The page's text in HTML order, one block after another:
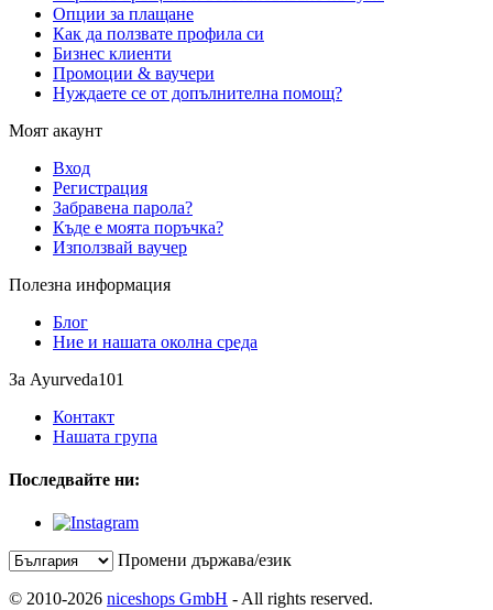
Опции за плащане
Как да ползвате профила си
Бизнес клиенти
Промоции & ваучери
Нуждаете се от допълнителна помощ?
Моят акаунт
Вход
Регистрация
Забравена парола?
Къде е моята поръчка?
Използвай ваучер
Полезна информация
Блог
Ние и нашата околна среда
За Ayurveda101
Контакт
Нашата група
Последвайте ни:
Промени държава/език
© 2010-2026 niceshops GmbH - All rights reserved.